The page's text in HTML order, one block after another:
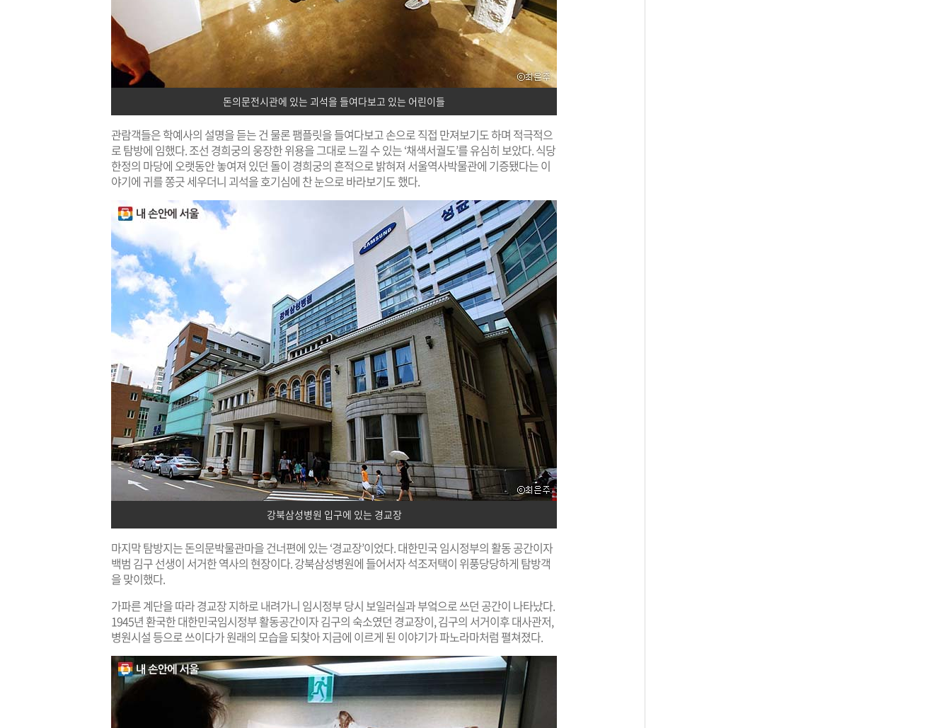
돈의문전시관에 있는 괴석을 들여다보고 있는 어린이들
관람객들은 학예사의 설명을 듣는 건 물론 팸플릿을 들여다보고 손으로 직접 만져보기도 하며 적극적으
로 탐방에 임했다. 조선 경희궁의 웅장한 위용을 그대로 느낄 수 있는 ‘채색서궐도’를 유심히 보았다. 식당
한정의 마당에 오랫동안 놓여져 있던 돌이 경희궁의 흔적으로 밝혀져 서울역사박물관에 기증됐다는 이
야기에 귀를 쫑긋 세우더니 괴석을 호기심에 찬 눈으로 바라보기도 했다.
강북삼성병원 입구에 있는 경교장
마지막 탐방지는 돈의문박물관마을 건너편에 있는 ‘경교장’이었다. 대한민국 임시정부의 활동 공간이자
백범 김구 선생이 서거한 역사의 현장이다. 강북삼성병원에 들어서자 석조저택이 위풍당당하게 탐방객
을 맞이했다.
가파른 계단을 따라 경교장 지하로 내려가니 임시정부 당시 보일러실과 부엌으로 쓰던 공간이 나타났다.
1945년 환국한 대한민국임시정부 활동공간이자 김구의 숙소였던 경교장이, 김구의 서거이후 대사관저,
병원시설 등으로 쓰이다가 원래의 모습을 되찾아 지금에 이르게 된 이야기가 파노라마처럼 펼쳐졌다.